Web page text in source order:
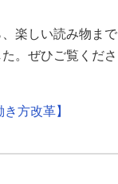
楽しい読み物まで
。ぜひご覧くださ
方改革】